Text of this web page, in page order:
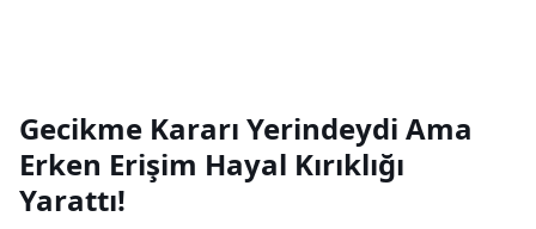
Gecikme Kararı Yerindeydi Ama
Erken Erişim Hayal Kırıklığı
Yarattı!